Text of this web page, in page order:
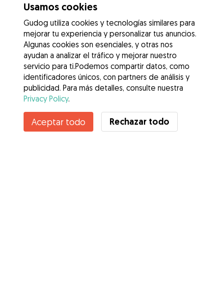
Contacta con Aleksandra
¿Conoces los Beneficios de Gudog? Ver más
Usamos cookies
Gudog utiliza cookies y tecnologías similares para
mejorar tu experiencia y personalizar tus anuncios.
Algunas cookies son esenciales, y otras nos
ayudan a analizar el tráfico y mejorar nuestro
servicio para ti.Podemos compartir datos, como
identificadores únicos, con partners de análisis y
publicidad. Para más detalles, consulte nuestra
Privacy Policy.
Aceptar todo Rechazar todo